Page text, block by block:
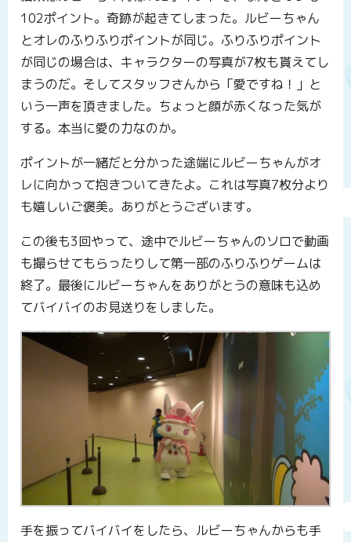
102ポイント。奇跡が起きてしまった。ルビーちゃん
とオレのふりふりポイントが同じ。ふりふりポイント
が同じの場合は、キャラクターの写真が7枚も貰えてし
まうのだ。そしてスタッフさんから「愛ですね！」と
いう一声を頂きました。ちょっと顔が赤くなった気が
する。本当に愛の力なのか。
ポイントが一緒だと分かった途端にルビーちゃんがオ
レに向かって抱きついてきたよ。これは写真7枚分より
も嬉しいご褒美。ありがとうございます。
この後も3回やって、途中でルビーちゃんのソロで動画
も撮らせてもらったりして第一部のふりふりゲームは
終了。最後にルビーちゃんをありがとうの意味も込め
てバイバイのお見送りをしました。
手を振ってバイバイをしたら、ルビーちゃんからも手